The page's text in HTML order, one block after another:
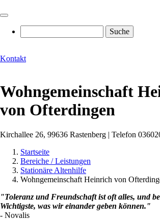
Kontakt
Wohngemeinschaft
von Ofterdingen
Kirchallee 26, 99636 Rastenberg | Telefon
Pfadnavigation
Startseite
Bereiche / Leistungen
Stationäre Altenhilfe
Wohngemeinschaft Heinrich von
"Toleranz und Freundschaft ist oft alles, und
Wichtigste, was wir einander geben können."
- Novalis